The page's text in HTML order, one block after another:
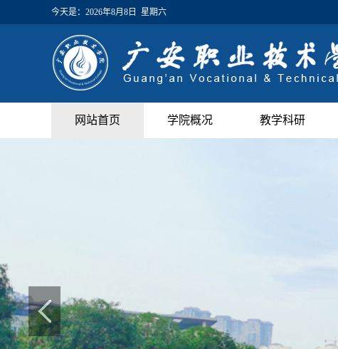
今天是： 2026年8月8日 星期六
网站首页 学院概况 教学科研